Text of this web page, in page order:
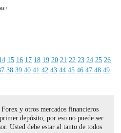
/
15 16 17 18 19 20 21 22 23 24 25 26
38 39 40 41 42 43 44 45 46 47 48 49
y otros mercados financieros
depósito, por eso no puede ser
Usted debe estar al tanto de todos